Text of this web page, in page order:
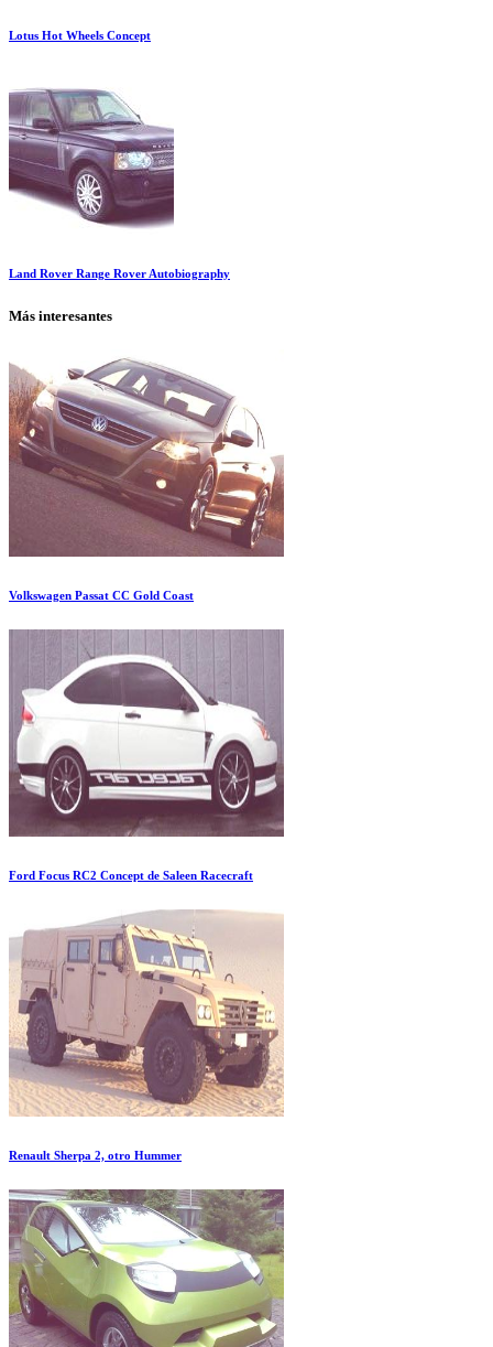
Lotus Hot Wheels Concept
Land Rover Range Rover Autobiography
Más interesantes
Volkswagen Passat CC Gold Coast
Ford Focus RC2 Concept de Saleen Racecraft
Renault Sherpa 2, otro Hummer